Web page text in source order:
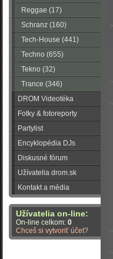
Reggae (17)
Schranz (160)
Tech-House (441)
Techno (655)
Tekno (32)
Trance (346)
DROM Videotéka
Fotky & fotoreporty
Partylist
Encyklopédia DJs
Diskusné fórum
Užívatelia drom.sk
Kontakt a média
Užívatelia on-line:
On-line celkom: 0
Chceš si vytvoriť účet?